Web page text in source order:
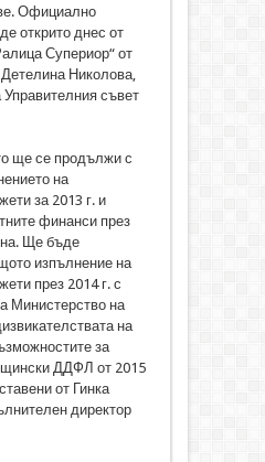
Официално
открито днес от
Супериор“ от
Николова,
Управителния съвет
ще се продължи с
на
за 2013 г. и
финанси през
Ще бъде
изпълнение на
през 2014 г. с
Министерство на
на
за
ДДФЛ от 2015
от Гинка
директор